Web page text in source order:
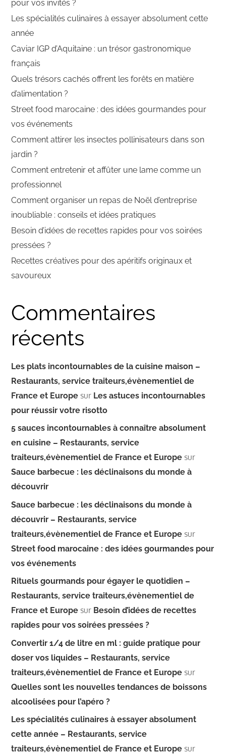
pour vos invités ?
Les spécialités culinaires à essayer absolument cette
année
Caviar IGP d’Aquitaine : un trésor gastronomique
français
Quels trésors cachés offrent les forêts en matière
d’alimentation ?
Street food marocaine : des idées gourmandes pour
vos événements
Comment attirer les insectes pollinisateurs dans son
jardin ?
Comment entretenir et affûter une lame comme un
professionnel
Comment organiser un repas de Noël d’entreprise
inoubliable : conseils et idées pratiques
Besoin d’idées de recettes rapides pour vos soirées
pressées ?
Recettes créatives pour des apéritifs originaux et
savoureux
Commentaires
récents
Les plats incontournables de la cuisine maison –
Restaurants, service traiteurs,évènementiel de
France et Europe sur Les astuces incontournables
pour réussir votre risotto
5 sauces incontournables à connaître absolument
en cuisine – Restaurants, service
traiteurs,évènementiel de France et Europe sur
Sauce barbecue : les déclinaisons du monde à
découvrir
Sauce barbecue : les déclinaisons du monde à
découvrir – Restaurants, service
traiteurs,évènementiel de France et Europe sur
Street food marocaine : des idées gourmandes pour
vos événements
Rituels gourmands pour égayer le quotidien –
Restaurants, service traiteurs,évènementiel de
France et Europe sur Besoin d’idées de recettes
rapides pour vos soirées pressées ?
Convertir 1/4 de litre en ml : guide pratique pour
doser vos liquides – Restaurants, service
traiteurs,évènementiel de France et Europe sur
Quelles sont les nouvelles tendances de boissons
alcoolisées pour l’apéro ?
Les spécialités culinaires à essayer absolument
cette année – Restaurants, service
traiteurs,évènementiel de France et Europe sur